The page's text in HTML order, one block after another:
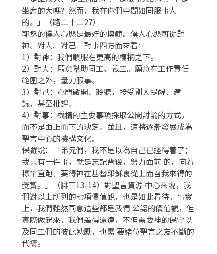
坐席的大嗎？然而，我在你們中間如同服事人
的。」（路二十二27）
耶穌的僕人心態是最好的模範。僕人心態可從對
神、對人、對己、對事四方面來看：
1）對神：我們順服在更高的權柄之下。
2）對人：願意幫助同工、義工。願意在工作責任
範圍之外，量力服事。
3）對己：心門敞開、聆聽，接受別人提醒、建
議，甚至批評。
4）對事：機構的主要事項採取公開討論的方式，
而不是由上而下的決定。並且，這將逐漸發展成為
聖言中心的機構文化。
保羅說：「弟兄們，我不是以為自己已經得着了；
我只有一件事，就是忘記背後，努力面前 的，向着
標竿直跑，要得神在基督耶穌裏從上面召我來得的
獎賞。」（腓三13-14）對聖言資源 中心來說，我
們對以上所列的七項價值觀，也是如此看待。事實
上，我們雖然同意這些都是我們 公認的價值觀，但
實際做起來，我們差得還遠，不但需要神的保守以
及同工們的彼此勉勵，也需 要諸位聖言之友不斷的
代禱。